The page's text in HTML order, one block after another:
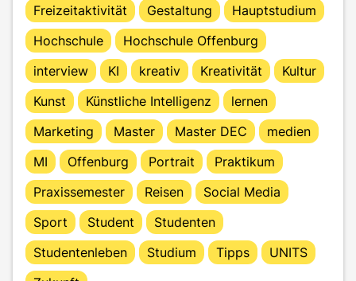
Freizeitaktivität
Gestaltung
Hauptstudium
Hochschule
Hochschule Offenburg
interview
KI kreativ Kreativität
Kultur
Kunst
Künstliche Intelligenz
lernen
Marketing
Master Master DEC
medien
MI
Offenburg Portrait
Praktikum
Praxissemester
Reisen
Social Media
Sport
Student
Studenten
Studentenleben
Studium Tipps
UNITS